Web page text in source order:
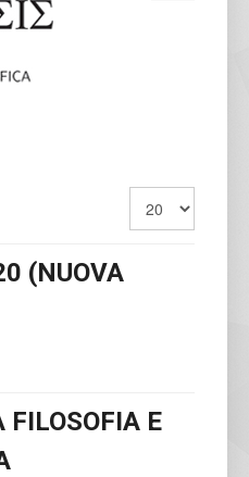
(NUOVA
FILOSOFIA E